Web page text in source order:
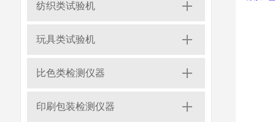
纺织类试验机
玩具类试验机
比色类检测仪器
印刷包装检测仪器